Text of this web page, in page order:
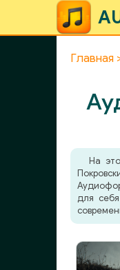
Главная
На
для